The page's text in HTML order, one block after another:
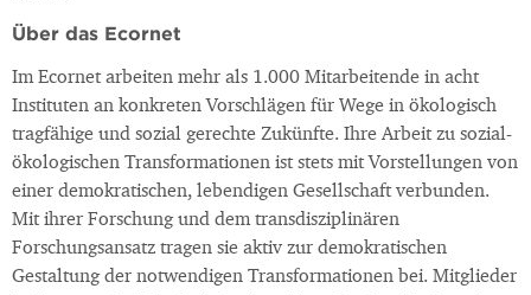
Über das Ecornet
Im Ecornet arbeiten mehr als 1.000 Mitarbeitende in acht
Instituten an konkreten Vorschlägen für Wege in ökologisch
tragfähige und sozial gerechte Zukünfte. Ihre Arbeit zu sozial-
ökologischen Transformationen ist stets mit Vorstellungen von
einer demokratischen, lebendigen Gesellschaft verbunden.
Mit ihrer Forschung und dem transdisziplinären
Forschungsansatz tragen sie aktiv zur demokratischen
Gestaltung der notwendigen Transformationen bei. Mitglieder